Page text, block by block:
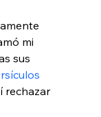
mi
sus
rechazar